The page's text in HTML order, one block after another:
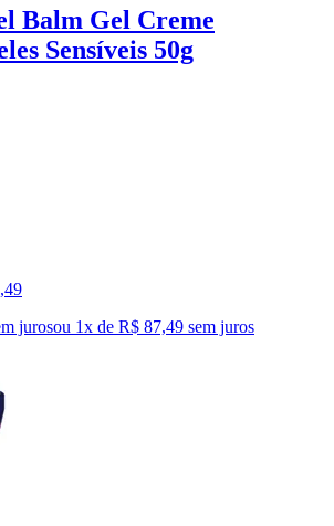
Balm Gel Creme
Sensíveis 50g
,49
jurosou 1x de R$ 87,49 sem juros